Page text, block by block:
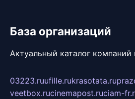
База организаций
Актуальный каталог компаний
03223.ruufille.rukrasotata.ru
veetbox.rucinemapost.ruciam-